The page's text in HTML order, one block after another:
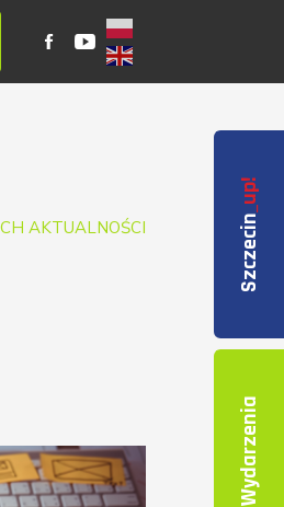
Wydarzenia
Szczecin
_up!
AKTUALNOŚCI